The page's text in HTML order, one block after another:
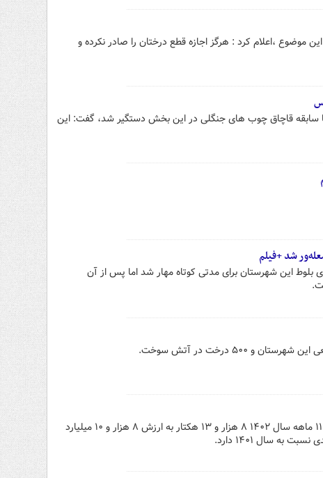
موضوع ،اعلام کرد : هرگز اجازه قطع درختان را صادر نکرده و
سابقه قاچاق چوب های جنگلی در این بخش دستگیر شد، گفت: این
شد +فیلم
این شهرستان برای مدتی کوتاه مهار شد اما پس از آن
فرمانده یگان‌های انتظامی و حفاظتی فراجا اعلام کرده در ۱۱ ماهه سال ۱۴۰۲ ۸ هزار و ۱۳ هکتار به ارزش ۸ هزار و ۱۰ میلیارد